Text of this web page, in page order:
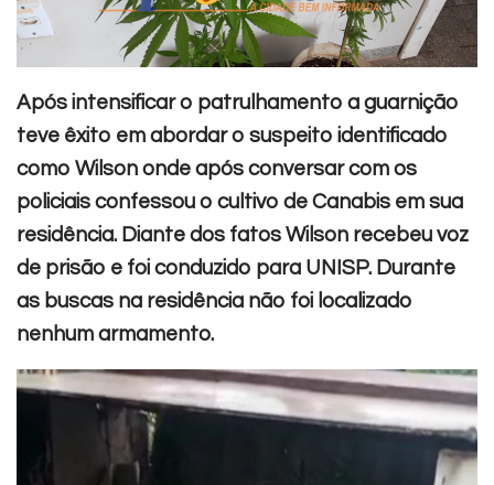
Após intensificar o patrulhamento a guarnição
teve êxito em abordar o suspeito identificado
como Wilson onde após conversar com os
policiais confessou o cultivo de Canabis em sua
residência. Diante dos fatos Wilson recebeu voz
de prisão e foi conduzido para UNISP. Durante
as buscas na residência não foi localizado
nenhum armamento.